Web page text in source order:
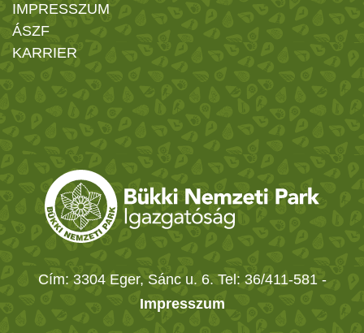
IMPRESSZUM
ÁSZF
KARRIER
Cím: 3304 Eger, Sánc u. 6. Tel: 36/411-581 -
Impresszum